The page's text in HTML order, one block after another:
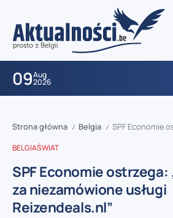
09Aug
2026
Strona główna / Belgia / SPF Economie ostrzega: „Nie
BELGIAŚWIAT
SPF Economie ostrzega:
za niezamówione usługi
Reizendeals.nl”